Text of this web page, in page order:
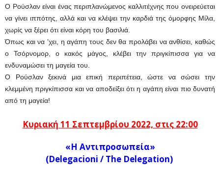
Ο Ρούσλαν είναι ένας περιπλανώμενος καλλιτέχνης που ονειρεύεται
να γίνει ιππότης, αλλά και να κλέψει την καρδιά της όμορφης Μίλα,
χωρίς να ξέρει ότι είναι κόρη του βασιλιά.
Όπως και να ’χει, η αγάπη τους δεν θα προλάβει να ανθίσει, καθώς
ο Τσόρνομορ, ο κακός μάγος, κλέβει την πριγκίπισσα για να
ενδυναμώσει τη μαγεία του.
Ο Ρούσλαν ξεκινά μια επική περιπέτεια, ώστε να σώσει την
κλεμμένη πριγκίπισσα και να αποδείξει ότι η αγάπη είναι πιο δυνατή
από τη μαγεία!
Κυριακή 11 Σεπτεμβρίου 2022, στις 22:00
«Η Αντιπροσωπεία»
(Delegacioni / The Delegation)